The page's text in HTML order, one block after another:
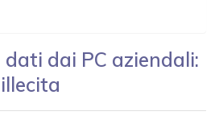
dai PC aziendali: